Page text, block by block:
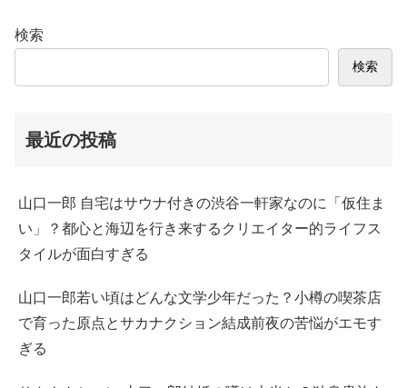
検索
検索
最近の投稿
山口一郎 自宅はサウナ付きの渋谷一軒家なのに「仮住ま
い」？都心と海辺を行き来するクリエイター的ライフス
タイルが面白すぎる
山口一郎若い頃はどんな文学少年だった？小樽の喫茶店
で育った原点とサカナクション結成前夜の苦悩がエモす
ぎる